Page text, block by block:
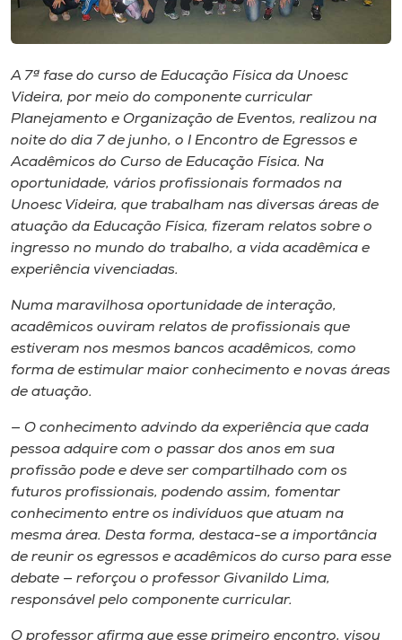
Unoesc
Store
Selecione
o idioma
A-
A 7ª fase do curso de Educação ​F​ísica da Unoesc
Videira, por meio do componente curricular
Planejamento e Organização de ​E​ventos, realizou na
noite do dia 7 de junho, o ​I Encontro de Egressos e
Acadêmicos do ​C​urso​ de Educação Física​. Na
oportunidade, vários profissionais formados na
Unoesc Videira​, que trabalham nas diversas áreas de
atuação da Educação Física, fizeram relatos sobre o
ingresso no mundo do trabalho, a vida acadêmica e
experiência vivenciadas.
​N​uma maravilhosa ​oportunidade de interação,
acadêmicos ouvir​a​m​ relatos de profissionais que
estiveram nos mesmos bancos acadêmicos​,​ como
forma de estimular maior conhecimento e novas áreas
de atuação.
— O conhecimento advindo da experiência que cada
pessoa adquire com o passar dos anos ​em sua
profissão pode​ e deve​ ser compartilhado com os
futuros profissionais​, podendo assim​,​ fomentar
conhecimento entre os ​indivíduos​ que atuam na ​
mesma ​área​. Desta forma​,​ destac​a​-se a importância
de reunir os egressos e acadêmicos do curso para esse
debate — reforçou o professor Givanildo Lima,
responsável pelo componente curricular.
​O professor afirma que esse primeiro encontro, visou​